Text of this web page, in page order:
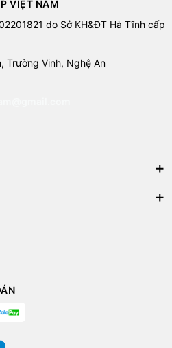
VIỆT NAM
do Sở KH&ĐT Hà Tĩnh cấp
Trường Vinh, Nghệ An